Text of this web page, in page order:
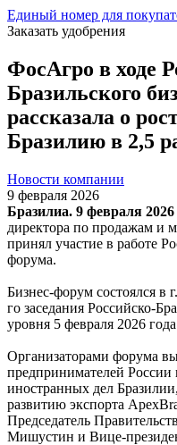
Единый номер для
Заказать удобрения
ФосАгро в ходе
Бразильского
рассказала о
Бразилию в 2,5
Новости компании
9 февраля 2026
Бразилиа. 9 февраля 2026
директора по продажам и
принял участие в работе
форума.
Бизнес-форум состоялся в
го заседания Российско-
уровня 5 февраля 2026
Организаторами форума
предпринимателей
иностранных дел
развитию экспорта
Председатель
Мишустин и Вице-